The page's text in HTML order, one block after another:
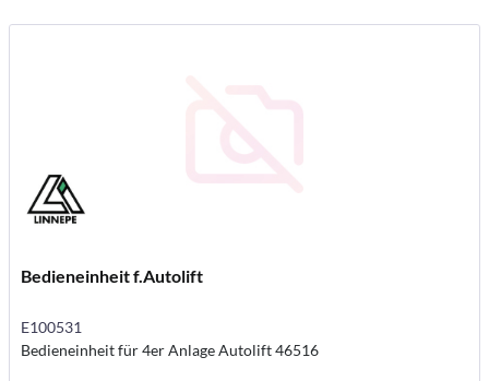
Bedieneinheit f.Autolift
E100531
Bedieneinheit für 4er Anlage Autolift 46516